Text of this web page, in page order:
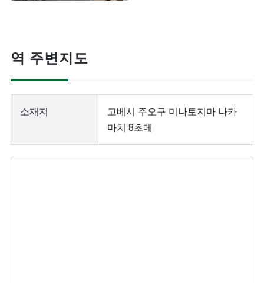
역 주변지도
소재지
고베시 주오구 미나토지마 나카
마치 8초메